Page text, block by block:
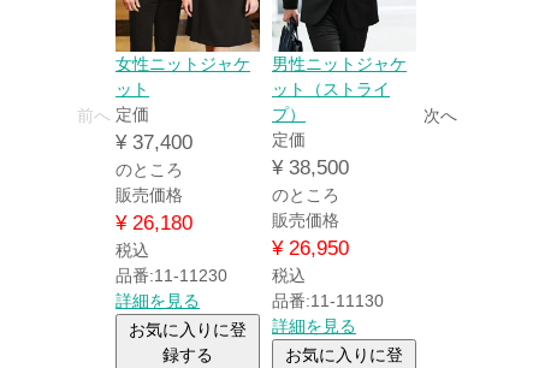
前へ
女性ニットジャケ
ット
定価
¥ 37,400
のところ
販売価格
¥ 26,180
税込
品番:11-11230
詳細を見る
お気に入りに登
録する
男性ニットジャケ
ット（ストライ
プ）
定価
¥ 38,500
のところ
販売価格
¥ 26,950
税込
品番:11-11130
詳細を見る
お気に入りに登
次へ